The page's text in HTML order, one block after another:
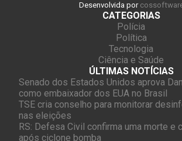
Desenvolvida por
CATEGORIAS
Polícia
Política
Tecnologia
Ciência e Saúde
ÚLTIMAS NOTÍCIAS
Senado dos Estados Unidos aprova
como embaixador dos EUA no Brasil
TSE cria conselho para monitorar
nas eleições
RS: Defesa Civil confirma uma morte e
após ciclone bomba